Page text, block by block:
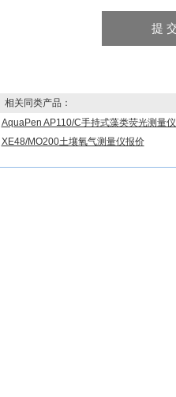
相关同类产品：
AquaPen AP110/C手持式藻类荧光测量
XE48/MO200土壤氧气测量仪报价